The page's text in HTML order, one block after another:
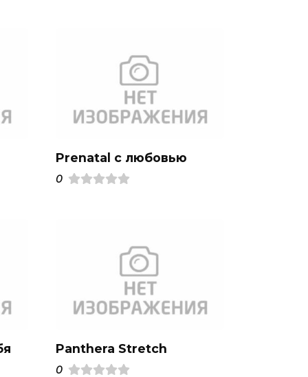
Prenatal с любовью
0
Panthera Stretch
0